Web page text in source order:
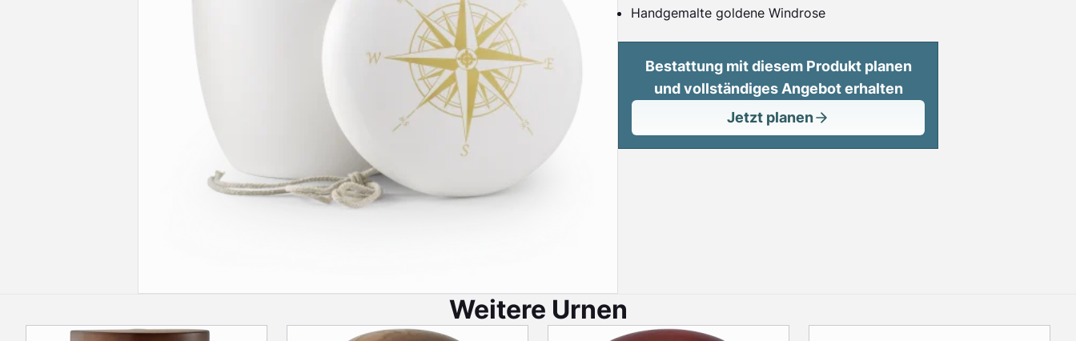
Handgemalte goldene Windrose
Bestattung mit diesem Produkt planen
und vollständiges Angebot erhalten
Jetzt planen
Weitere Urnen